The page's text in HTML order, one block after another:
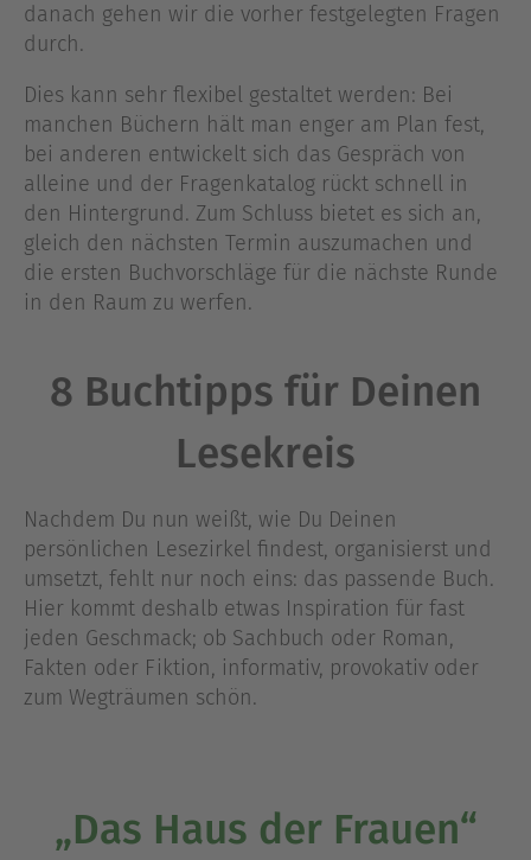
danach gehen wir die vorher festgelegten Fragen
durch.
Dies kann sehr flexibel gestaltet werden: Bei
manchen Büchern hält man enger am Plan fest,
bei anderen entwickelt sich das Gespräch von
alleine und der Fragenkatalog rückt schnell in
den Hintergrund. Zum Schluss bietet es sich an,
gleich den nächsten Termin auszumachen und
die ersten Buchvorschläge für die nächste Runde
in den Raum zu werfen.
8 Buchtipps für Deinen
Lesekreis
Nachdem Du nun weißt, wie Du Deinen
persönlichen Lesezirkel findest, organisierst und
umsetzt, fehlt nur noch eins: das passende Buch.
Hier kommt deshalb etwas Inspiration für fast
jeden Geschmack; ob Sachbuch oder Roman,
Fakten oder Fiktion, informativ, provokativ oder
zum Wegträumen schön.
„Das Haus der Frauen“